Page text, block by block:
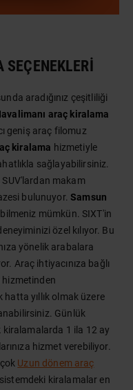
aradığınız çeşitliliği
araç kiralama
geniş araç filomuz
kiralama hizmetiyle
sağlayabilirsiniz.
makam
bulunuyor.Samsun
mümkün. SIXT'in
özel kılıyor. Bu
yönelik arabalara
Araç ihtiyacınıza bağlı
hizmetinden
yıllık olmak üzere
Günlük
kiralamalarda 1 ila 12 ay
hizmet verebiliyor.
Uzun dönem araç
kiralamalar en